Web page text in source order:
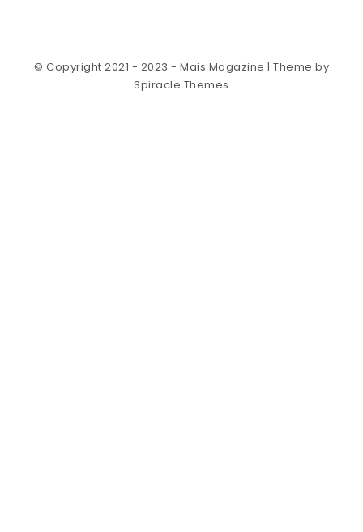
© Copyright 2021 - 2023 - Mais Magazine | Theme by
Spiracle Themes